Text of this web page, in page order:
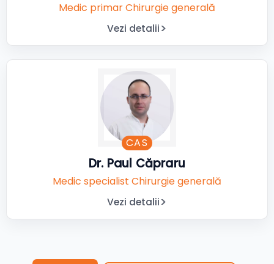
Medic primar Chirurgie generală
Vezi detalii
CAS
Dr. Paul Căpraru
Medic specialist Chirurgie generală
Vezi detalii